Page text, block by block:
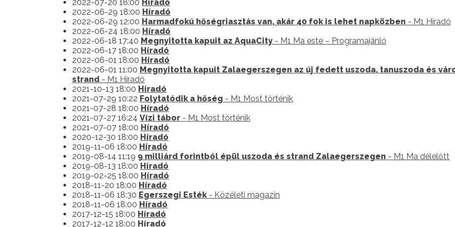
2022-07-20 18:00 Híradó
2022-06-29 18:00 Híradó
2022-06-29 12:00 Harmadfokú hőségriasztás van, akár 40 fok is lehet napközben - M1 Híradó
2022-06-24 18:00 Híradó
2022-06-18 17:40 Megnyitotta kapuit az AquaCity - M1 Ma este – Programajánló
2022-06-17 18:00 Híradó
2022-06-01 18:00 Híradó
2022-06-01 11:00 Megnyitotta kapuit Zalaegerszegen az új fedett uszoda, tanuszoda és
strand - M1 Híradó
2021-10-13 18:00 Híradó
2021-07-29 10:22 Folytatódik a hőség - M1 Most történik
2021-07-28 18:00 Híradó
2021-07-27 16:24 Vízi tábor - M1 Most történik
2021-07-07 18:00 Híradó
2020-12-30 18:00 Híradó
2019-11-06 18:00 Híradó
2019-08-14 11:19 9 milliárd forintból épül uszoda és strand Zalaegerszegen - M1 Ma délelőtt
2019-08-13 18:00 Híradó
2019-02-25 18:00 Híradó
2018-11-20 18:00 Híradó
2018-11-06 18:30 Egerszegi Esték- Közéleti magazin
2018-11-06 18:00 Híradó
2017-12-15 18:00 Híradó
2017-12-12 18:00 Híradó